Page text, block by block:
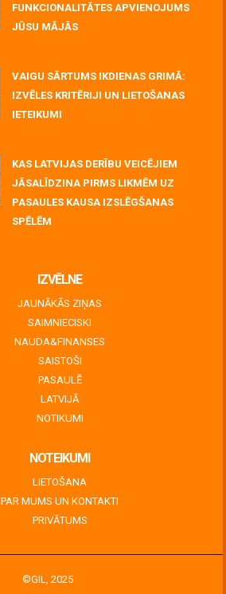
FUNKCIONALITĀTES APVIENOJUMS
JŪSU MĀJĀS
VAIGU SĀRTUMS IKDIENAS GRIMĀ:
IZVĒLES KRITĒRIJI UN LIETOŠANAS
IETEIKUMI
KAS LATVIJAS DERĪBU VEICĒJIEM
JĀSALĪDZINA PIRMS LIKMĒM UZ
PASAULES KAUSA IZSLĒGŠANAS
SPĒLĒM
IZVĒLNE
JAUNĀKĀS ZIŅAS
SAIMNIECISKI
NAUDA&FINANSES
SAISTOŠI
PASAULĒ
LATVIJĀ
NOTIKUMI
NOTEIKUMI
LIETOŠANA
PAR MUMS UN KONTAKTI
PRIVĀTUMS
©GIL, 2025